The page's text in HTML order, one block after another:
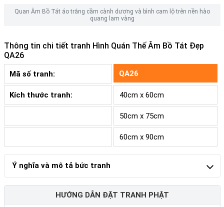
Quan Âm Bồ Tát áo trắng cầm cành dương và bình cam lộ trên nền hào
quang lam vàng
Thông tin chi tiết tranh Hình Quán Thế Âm Bồ Tát Đẹp
QA26
Mã số tranh: QA26
Kích thước tranh: 40cm x 60cm
50cm x 75cm
60cm x 90cm
Ý nghĩa và mô tả bức tranh
HƯỚNG DẪN ĐẶT TRANH PHẬT